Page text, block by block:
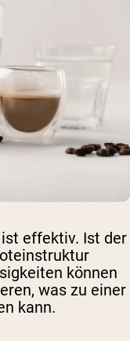
effektiv. Ist der
können
was zu einer
kann.